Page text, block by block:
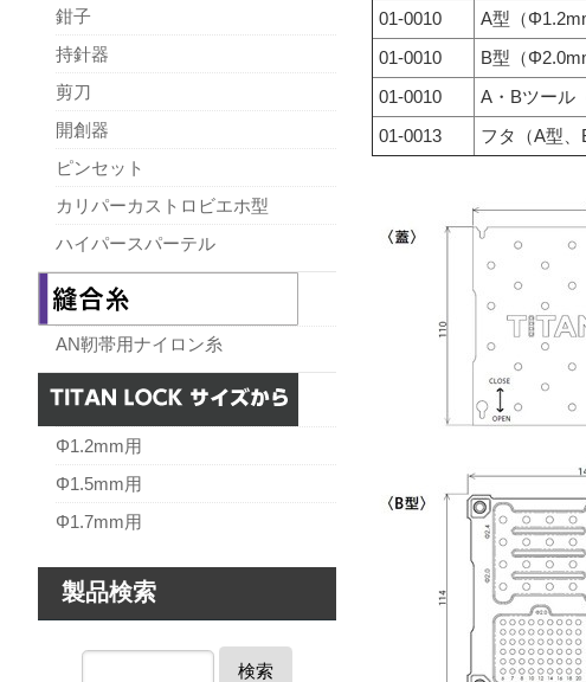
01-0010
A型（
01-0010
B型（
01-0010
A・Bツール
01-0013
フタ（A型、
鉗子
持針器
剪刀
開創器
ピンセット
カリパーカストロビエホ型
ハイパースパーテル
AN靭帯用ナイロン糸
Φ1.2mm用
Φ1.5mm用
Φ1.7mm用
製品検索
検索